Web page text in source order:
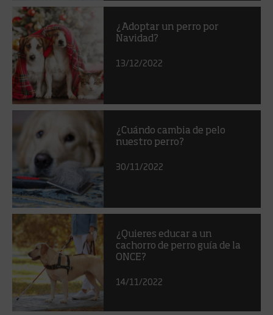
¿Adoptar un perro por
Navidad?
13/12/2022
¿Cuándo cambia de pelo
nuestro perro?
30/11/2022
¿Quieres educar a un
cachorro de perro guía de la
ONCE?
14/11/2022